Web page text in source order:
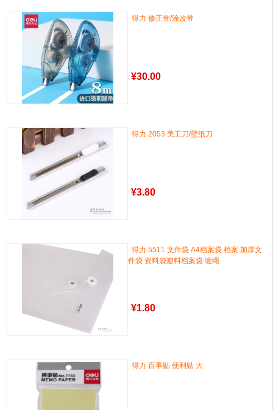
得力 修正带/涂改带
¥30.00
得力 2053 美工刀/壁纸刀
¥3.80
得力 5511 文件袋 A4档案袋 档案 加厚文
件袋 资料袋塑料档案袋 缠绳
¥1.80
得力 百事贴 便利贴 大